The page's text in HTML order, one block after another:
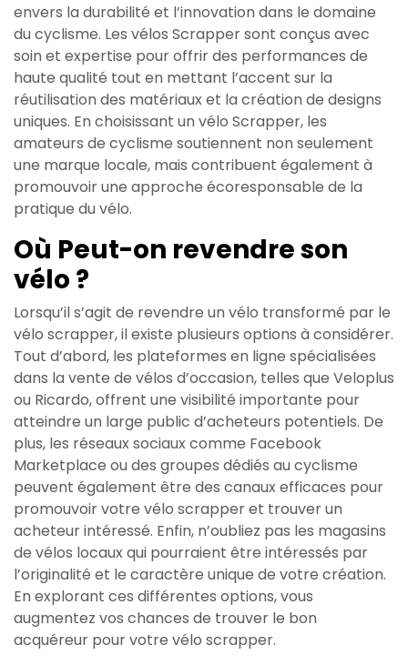
envers la durabilité et l’innovation dans le domaine
du cyclisme. Les vélos Scrapper sont conçus avec
soin et expertise pour offrir des performances de
haute qualité tout en mettant l’accent sur la
réutilisation des matériaux et la création de designs
uniques. En choisissant un vélo Scrapper, les
amateurs de cyclisme soutiennent non seulement
une marque locale, mais contribuent également à
promouvoir une approche écoresponsable de la
pratique du vélo.
Où Peut-on revendre son
vélo ?
Lorsqu’il s’agit de revendre un vélo transformé par le
vélo scrapper, il existe plusieurs options à considérer.
Tout d’abord, les plateformes en ligne spécialisées
dans la vente de vélos d’occasion, telles que Veloplus
ou Ricardo, offrent une visibilité importante pour
atteindre un large public d’acheteurs potentiels. De
plus, les réseaux sociaux comme Facebook
Marketplace ou des groupes dédiés au cyclisme
peuvent également être des canaux efficaces pour
promouvoir votre vélo scrapper et trouver un
acheteur intéressé. Enfin, n’oubliez pas les magasins
de vélos locaux qui pourraient être intéressés par
l’originalité et le caractère unique de votre création.
En explorant ces différentes options, vous
augmentez vos chances de trouver le bon
acquéreur pour votre vélo scrapper.